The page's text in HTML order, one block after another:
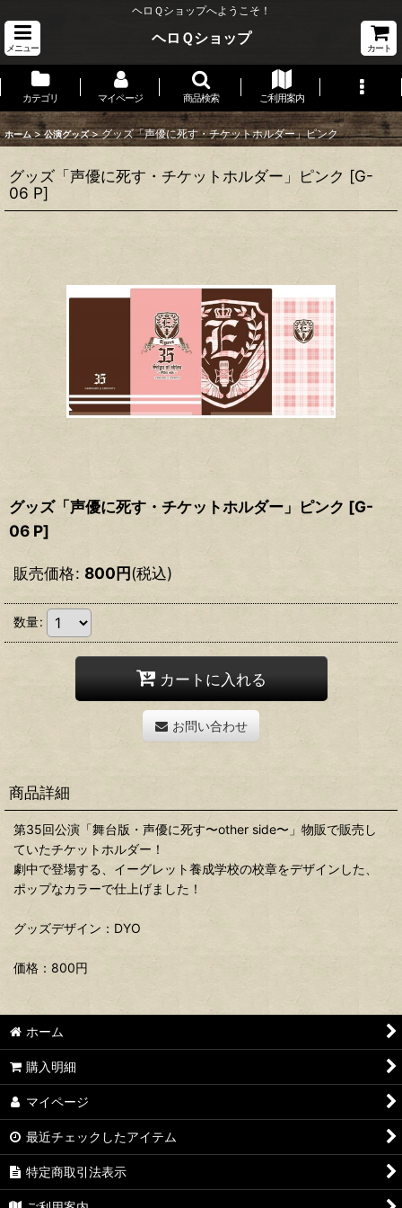
ヘロＱショップへようこそ！
メニュー
ヘロＱショップ
カート
カテゴリ マイページ 商品検索 ご利用案内
ホーム > 公演グッズ > グッズ「声優に死す・チケットホルダー」ピンク
グッズ「声優に死す・チケットホルダー」ピンク [G-
06 P]
グッズ「声優に死す・チケットホルダー」ピンク [G-
06 P]
販売価格: 800円(税込)
数量:
カートに入れる
お問い合わせ
商品詳細
第35回公演「舞台版・声優に死す〜other side〜」物販で販売し
ていたチケットホルダー！
劇中で登場する、イーグレット養成学校の校章をデザインした、
ポップなカラーで仕上げました！
グッズデザイン：DYO
価格：800円
ホーム
購入明細
マイページ
最近チェックしたアイテム
特定商取引法表示